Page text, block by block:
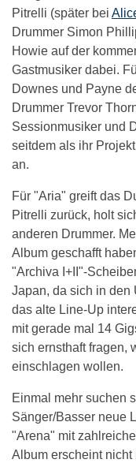
Pitrelli (später bei
Drummer Simon
Howie auf der
Gastmusiker dabei.
Downes und Payne
Drummer Trevor
Sessionmusiker und
seitdem als ihr
an.
Für "Aria" greift das
Pitrelli zurück, holt
anderen Drummer.
Album geschafft
"Archiva I+II"-
Japan, da sich in den
das alte Line-Up
mit gerade mal 14
sich ernsthaft fragen,
einschlagen wollen.
Einmal mehr suchen
Sänger/Basser neue
"Arena" mit
Album erscheint